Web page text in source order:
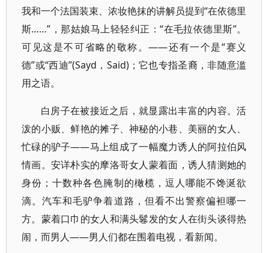
我和一个法国装束、浓妆艳抹的讲解员提到“在依德里
斯……”，那姑娘马上轻轻纠正：“在毛拉依德里斯”。
可见这是不可省略的敬称。——还有一个是“赛义
德”或“西迪”(Sayd，Said)；它也专指圣裔，非随意滥
用之语。
白房子在被接近之后，就显露出丰富的内容。活
泼的小贩、鲜艳的摊子、神秘的小巷、美丽的女人、
忙碌的驴子——马上组成了一幅魔力诱人的阿拉伯风
情画。安详朴实的摩洛哥女人蒙着面，诱人猜测她的
身份；十数种各色腌制的橄榄，逗人哪能不馋涎欲
滴。汽车和毛驴争着道路，但看不出警察偏袒哪一
方。蒙着口巾的女人和满头鬈发的女人在街头谈得热
闹，而男人——男人们都在围着电视，看新闻。